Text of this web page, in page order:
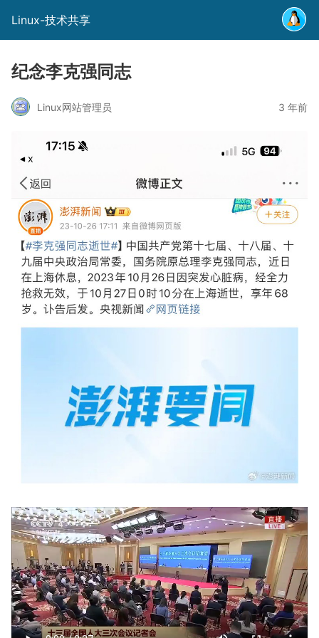
Linux-技术共享
纪念李克强同志
Linux网站管理员 3 年前